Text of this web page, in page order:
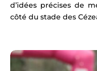
d’idées précises de
côté du stade des